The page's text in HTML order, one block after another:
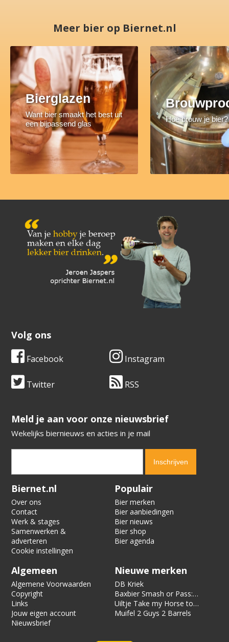
Meer bier op Biernet.nl
Bierglazen
Want bier smaakt het best uit
een bijpassend glas
Hoe brouw je bier?
Volg ons
Facebook Instagram
Twitter RSS
​​​​​​​Meld je aan voor onze nieuwsbrief
Wekelijks biernieuws en acties in je mail
Verification code:
Biernet.nl
Over ons
Contact
Werk & stages
Samenwerken &
adverteren
Cookie instellingen
Populair
Bier merken
Bier aanbiedingen
Bier nieuws
Bier shop
Bier agenda
Algemeen
Algemene Voorwaarden
Copyright
Links
Jouw eigen account
Nieuwsbrief
Nieuwe merken
DB Kriek
Baxbier Smash or Pass:
Strata
Uiltje Take my Horse to
the Hotel Room
Muifel 2 Guys 2 Barrels